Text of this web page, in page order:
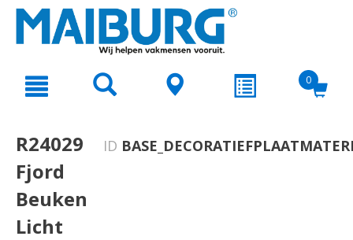
text.skipToNavigation
0
R24029
Fjord
Beuken
Licht
ID